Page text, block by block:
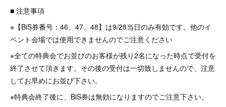
■ 注意事項
※【BiS券番号：46、47、48】は9/28当日のみ有効です。他のイ
ベント会場では使用できませんのでご注意ください
※全ての特典会でお並びのお客様が残り2名になった時点で受付を
終了させて頂きます。その後の受付は一切致しませんので、注意
してお早めにお並び下さい。
※特典会終了後に、BiS券は無効になりますのでご注意下さい。